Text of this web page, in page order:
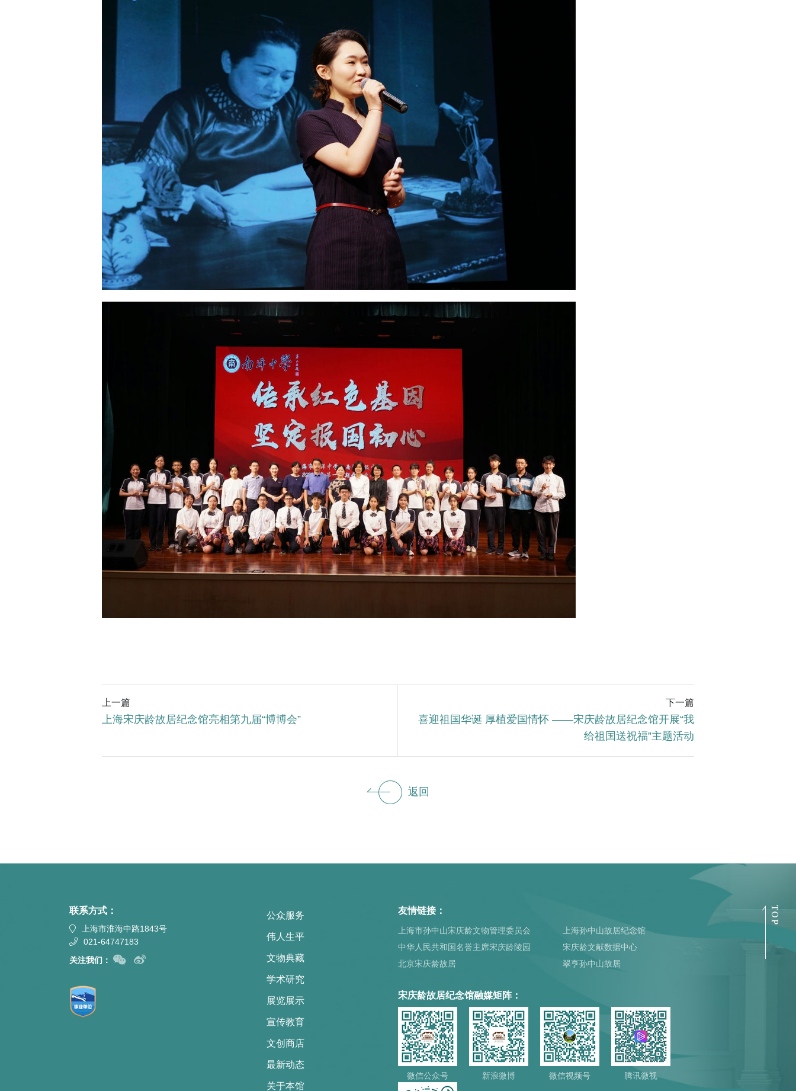
上一篇
上海宋庆龄故居纪念馆亮相第九届“博博会”
下一篇
喜迎祖国华诞 厚植爱国情怀 ——宋庆龄故居纪念馆开展“我
给祖国送祝福”主题活动
返回
联系方式：
上海市淮海中路1843号
021-64747183
关注我们：
公众服务
伟人生平
文物典藏
学术研究
展览展示
宣传教育
文创商店
最新动态
关于本馆
友情链接：
上海市孙中山宋庆龄文物管理委员会
上海孙中山故居纪念馆
中华人民共和国名誉主席宋庆龄陵园
宋庆龄文献数据中心
北京宋庆龄故居
翠亨孙中山故居
宋庆龄故居纪念馆融媒矩阵：
微信公众号 新浪微博 微信视频号 腾讯微视